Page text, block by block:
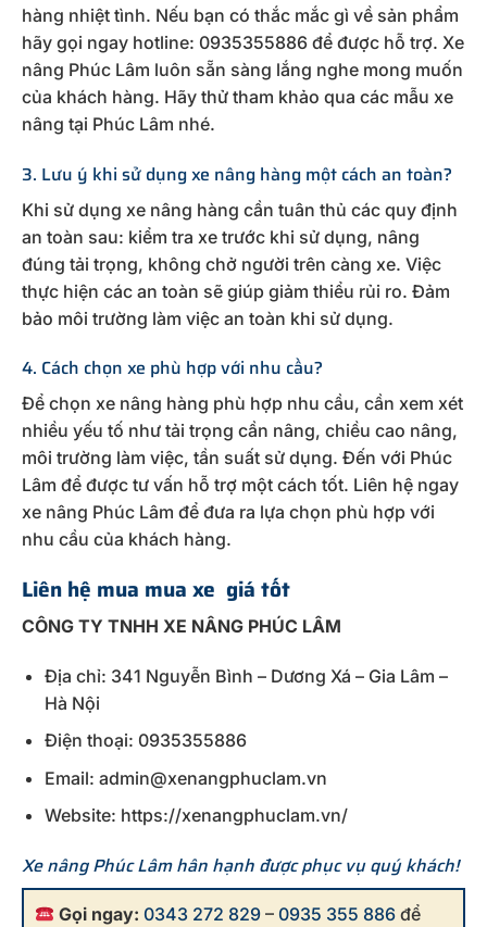
hàng nhiệt tình. Nếu bạn có thắc mắc gì về sản phẩm
hãy gọi ngay hotline: 0935355886 để được hỗ trợ. Xe
nâng Phúc Lâm luôn sẵn sàng lắng nghe mong muốn
của khách hàng. Hãy thử tham khảo qua các mẫu xe
nâng tại Phúc Lâm nhé.
3. Lưu ý khi sử dụng xe nâng hàng một cách an toàn?
Khi sử dụng xe nâng hàng cần tuân thủ các quy định
an toàn sau: kiểm tra xe trước khi sử dụng, nâng
đúng tải trọng, không chở người trên càng xe. Việc
thực hiện các an toàn sẽ giúp giảm thiểu rủi ro. Đảm
bảo môi trường làm việc an toàn khi sử dụng.
4. Cách chọn xe phù hợp với nhu cầu?
Để chọn xe nâng hàng phù hợp nhu cầu, cần xem xét
nhiều yếu tố như tải trọng cần nâng, chiều cao nâng,
môi trường làm việc, tần suất sử dụng. Đến với Phúc
Lâm để được tư vấn hỗ trợ một cách tốt. Liên hệ ngay
xe nâng Phúc Lâm để đưa ra lựa chọn phù hợp với
nhu cầu của khách hàng.
Liên hệ mua mua xe giá tốt
CÔNG TY TNHH XE NÂNG PHÚC LÂM
Địa chỉ: 341 Nguyễn Bình – Dương Xá – Gia Lâm –
Hà Nội
Điện thoại: 0935355886
Email: admin@xenangphuclam.vn
Website: https://xenangphuclam.vn/
Xe nâng Phúc Lâm hân hạnh được phục vụ quý khách!
Gọi ngay: 0343 272 829 –0935 355 886 để